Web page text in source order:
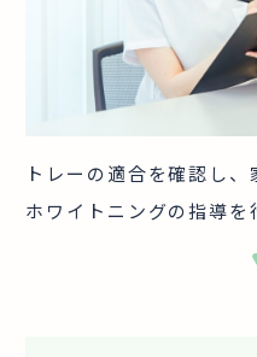
トレーの適合を確認し
ホワイトニングの指導を